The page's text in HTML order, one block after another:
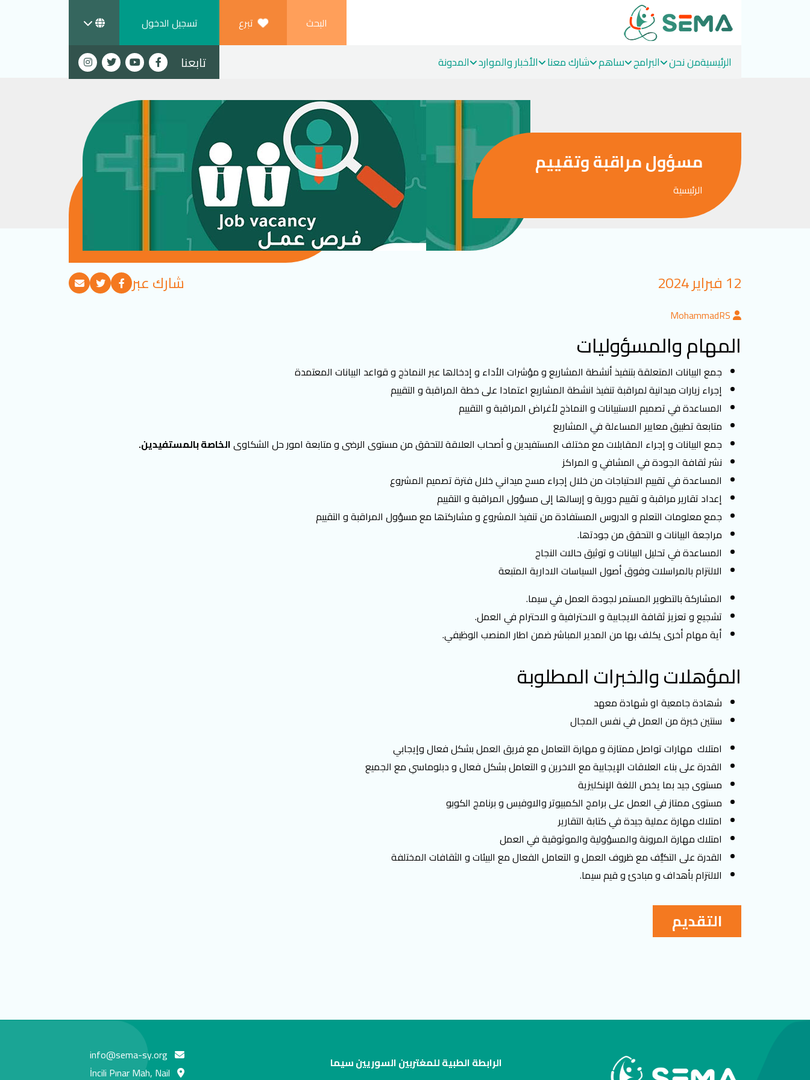
البحث تبرع تسجيل الدخول
الرئيسيةمن نحن البرامج ساهم شارك معنا الأخبار والموارد المدونة تابعنا
مسؤول مراقبة وتقييم
الرئيسية
12 فبراير 2024 شارك عبر
MohammadRS
المهام والمسؤوليات
جمع اﻟﺒﯿﺎﻧﺎت اﻟﻤﺘﻌﻠﻘﺔ ﺑﺘﻨﻔﯿﺬ أﻧﺸﻄﺔ اﻟﻤﺸﺎرﯾﻊ و ﻣﺆﺷﺮات اﻷداء و إدﺧﺎﻟﮭﺎ ﻋﺒﺮ اﻟﻨﻤﺎذج و ﻗﻮاﻋﺪ اﻟﺒﯿﺎﻧﺎت اﻟﻤﻌﺘﻤﺪة
إﺟﺮاء زﯾﺎرات ﻣﯿﺪاﻧﯿﺔ ﻟﻤﺮاﻗﺒﺔ ﺗﻨﻔﯿﺬ اﻧﺸﻄﺔ اﻟﻤﺸﺎرﯾﻊ اﻋﺘﻤﺎدا ﻋﻠﻰ ﺧﻄﺔ اﻟﻤﺮاﻗﺒﺔ و اﻟﺘﻘﯿﯿﻢ
اﻟﻤﺴﺎﻋﺪة ﻓﻲ ﺗﺼﻤﯿﻢ اﻻﺳﺘﺒﯿﺎﻧﺎت و اﻟﻨﻤﺎذج ﻷﻏﺮاض اﻟﻤﺮاﻗﺒﺔ و اﻟﺘﻘﯿﯿﻢ
ﻣﺘﺎﺑﻌﺔ ﺗﻄﺒﯿﻖ ﻣﻌﺎﯾﯿﺮ اﻟﻤﺴﺎءﻟﺔ ﻓﻲ اﻟﻤﺸﺎرﯾﻊ
ﺟﻤﻊ اﻟﺒﯿﺎﻧﺎت و إﺟﺮاء اﻟﻤﻘﺎﺑﻼت ﻣﻊ ﻣﺨﺘﻠﻒ اﻟﻤﺴﺘﻔﯿﺪﯾﻦ و أﺻﺤﺎب اﻟﻌﻼﻗﺔ ﻟﻠﺘﺤﻘﻖ ﻣﻦ ﻣﺴﺘﻮى اﻟﺮضى و ﻣﺘﺎﺑﻌﺔ اﻣﻮر ﺣﻞ اﻟﺸﻜﺎوىالخاصة بالمستفيدين.
ﻧﺸﺮ ﺛﻘﺎﻓﺔ اﻟﺠﻮدة ﻓﻲ اﻟمشافي و اﻟﻤﺮاﻛﺰ
اﻟﻤﺴﺎﻋﺪة ﻓﻲ ﺗﻘﯿﯿﻢ اﻻﺣﺘﯿﺎﺟﺎت ﻣﻦ ﺧﻼل إﺟﺮاء ﻣﺴﺢ ﻣﯿﺪاﻧﻲ ﺧﻼل ﻓﺘﺮة ﺗﺼﻤﯿﻢ اﻟﻤﺸﺮوع
إﻋﺪاد ﺗﻘﺎرﯾﺮ ﻣﺮاﻗﺒﺔ و ﺗﻘﯿﯿﻢ دورﯾﺔ و إرﺳﺎﻟﮭﺎ إﻟﻰ ﻣﺴﺆول اﻟﻤﺮاﻗﺒﺔ و اﻟﺘﻘﯿﯿﻢ
ﺟﻤﻊ ﻣﻌﻠﻮﻣﺎت اﻟﺘﻌﻠﻢ و اﻟﺪروس اﻟﻤﺴﺘﻔﺎدة ﻣﻦ ﺗﻨﻔﯿﺬ اﻟﻤﺸﺮوع و ﻣﺸﺎرﻛﺘﮭﺎ ﻣﻊ ﻣﺴﺆول اﻟﻤﺮاﻗﺒﺔ و اﻟﺘﻘﯿﯿﻢ
ﻣﺮاﺟﻌﺔ اﻟﺒﯿﺎﻧﺎت و اﻟﺘﺤﻘﻖ ﻣﻦ ﺟﻮدﺗﮭﺎ.
اﻟﻤﺴﺎﻋﺪة ﻓﻲ ﺗﺤﻠﯿﻞ اﻟﺒﯿﺎﻧﺎت و ﺗﻮﺛﯿﻖ ﺣﺎﻻت اﻟﻨﺠﺎح
اﻻﻟﺘﺰام ﺑﺎﻟﻤﺮاﺳﻼت وﻓﻮق أﺻﻮل اﻟﺴﯿﺎﺳﺎت اﻻدارية اﻟﻤﺘﺒﻌﺔ
المشاركة بالتطوير المستمر لجودة العمل في سيما.
تشجيع و تعزيز ثقافة الايجابية و الاحترافية و الاحترام في العمل.
أية مهام أخرى يكلف بها من المدير المباشر ضمن اطار المنصب الوظيفي.
المؤهلات والخبرات المطلوبة
ﺷﮭﺎدة ﺟﺎﻣﻌﯿﺔ او شهادة معهد
سنتين ﺧﺒﺮة ﻣﻦ اﻟﻌﻤﻞ ﻓﻲ ﻧﻔﺲ اﻟﻤﺠﺎل
امتلاك مهارات تواصل ممتازة و مهارة التعامل مع فريق العمل بشكل فعال وإيجابي
القدرة على بناء العلاقات الإيجابية مع الاخرين و التعامل بشكل فعال و دبلوماسي مع الجميع
مستوى جيد بما يخص اللغة الإنكليزية
مستوى ممتاز في العمل على برامج الكمبيوتر والاوفيس و برنامج الكوبو
امتلاك مهارة عملية جيدة في كتابة التقارير
امتلاك مهارة المرونة والمسؤولية والموثوقية في العمل
القدرة على التكيُّف مع ظروف العمل و التعامل الفعال مع البيئات و الثقافات المختلفة
الالتزام بأهداف و مبادئ و قيم سيما.
التقديم
الرابطة الطبية للمغتربين السوريين سيما
info@sema-sy.org
İncili Pınar Mah, Nail